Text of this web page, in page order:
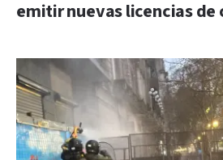
emitir nuevas licencias de